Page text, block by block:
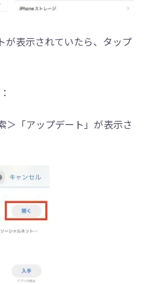
が表示されていたら、タップ
：
「アップデート」が表示さ